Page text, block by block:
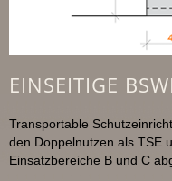
EINSEITIGE
Transportable
den Doppelnutzen als TSE
Einsatzbereiche B und C